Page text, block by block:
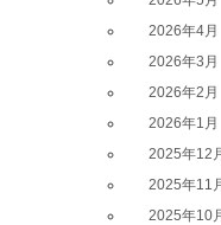
2026年4月
2026年3月
2026年2月
2026年1月
2025年12
2025年11
2025年10